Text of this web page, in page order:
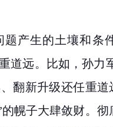
题产生的土壤和条
道远。比如，孙
翻新升级还任重
的幌子大肆敛财。